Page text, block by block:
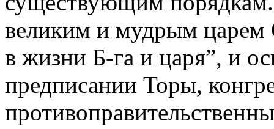
великим и мудрым царем
в жизни Б-га и царя”, и
предписании Торы,